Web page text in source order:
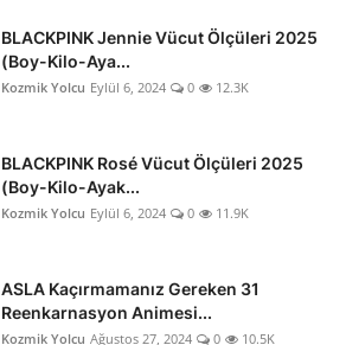
BLACKPINK Jennie Vücut Ölçüleri 2025
(Boy-Kilo-Aya...
Kozmik Yolcu Eylül 6, 2024 0 12.3K
BLACKPINK Rosé Vücut Ölçüleri 2025
(Boy-Kilo-Ayak...
Kozmik Yolcu Eylül 6, 2024 0 11.9K
ASLA Kaçırmamanız Gereken 31
Reenkarnasyon Animesi...
Kozmik Yolcu Ağustos 27, 2024 0 10.5K